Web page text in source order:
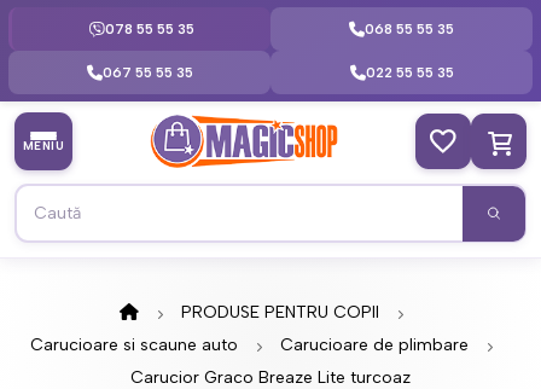
078 55 55 35 068 55 55 35
067 55 55 35 022 55 55 35
MENIU
PRODUSE PENTRU COPII
Carucioare si scaune auto
Carucioare de plimbare
Carucior Graco Breaze Lite turcoaz